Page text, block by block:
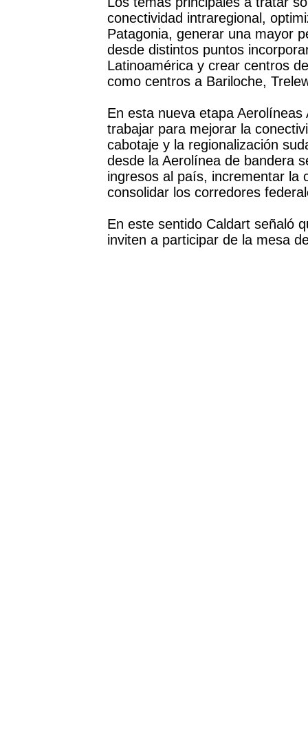
conectividad intraregional,
Patagonia, generar una mayor
desde distintos puntos
Latinoamérica y crear centros
como centros a Bariloche,
En esta nueva etapa
trabajar para mejorar la
cabotaje y la regionalización
desde la Aerolínea de bandera
ingresos al país, incrementar la
consolidar los corredores
En este sentido Caldart señaló
inviten a participar de la mesa